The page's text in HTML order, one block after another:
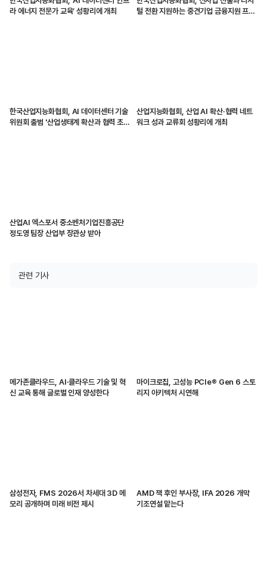
라 에너지 전문가 교육’ 성황리에 개최
털 전환 지원하는 중견기업 금융지원 프로
한국산업지능화협회, AI 데이터센터 기술
위원회 출범 '산업생태계 확산과 협력 초
산업지능화협회, 산업 AI 확산·협력 네트
워크 성과 교류회 성황리에 개최
산업AI 엑스포서 중소벤처기업진흥공단
정도영 팀장 산업부 장관상 받아
관련 기사
메가존클라우드, AI·클라우드 기술 및 혁
신 교육 통해 글로벌 인재 양성한다
마이크로칩, 고성능 PCIe® Gen 6 스토
리지 아키텍처 시연해
삼성전자, FMS 2026서 차세대 3D 메
모리 공개하며 미래 비전 제시
AMD 잭 후인 부사장, IFA 2026 개막
기조연설 맡는다